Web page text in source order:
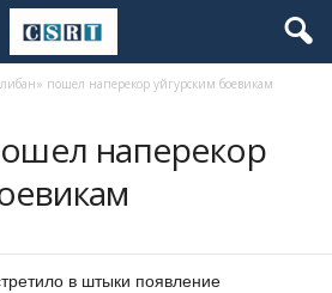
пошел наперекор уйгурским боевикам
наперекор
в штыки появление